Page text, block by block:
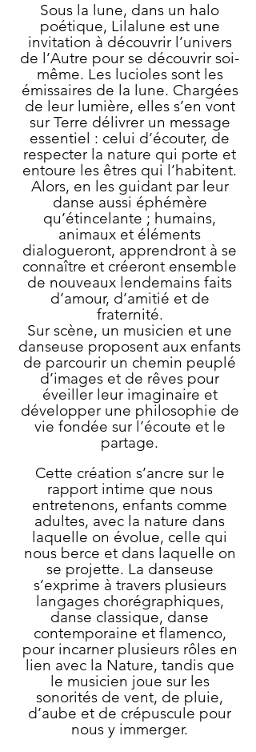
Sous la lune, dans un halo
poétique, Lilalune est une
invitation à découvrir l’univers
de l’Autre pour se découvrir soi-
même. Les lucioles sont les
émissaires de la lune. Chargées
de leur lumière, elles s’en vont
sur Terre délivrer un message
essentiel : celui d’écouter, de
respecter la nature qui porte et
entoure les êtres qui l’habitent.
Alors, en les guidant par leur
danse aussi éphémère
qu’étincelante ; humains,
animaux et éléments
dialogueront, apprendront à se
connaître et créeront ensemble
de nouveaux lendemains faits
d’amour, d’amitié et de
fraternité.
Sur scène, un musicien et une
danseuse proposent aux enfants
de parcourir un chemin peuplé
d’images et de rêves pour
éveiller leur imaginaire et
développer une philosophie de
vie fondée sur l’écoute et le
partage.
Cette création s’ancre sur le
rapport intime que nous
entretenons, enfants comme
adultes, avec la nature dans
laquelle on évolue, celle qui
nous berce et dans laquelle on
se projette. La danseuse
s’exprime à travers plusieurs
langages chorégraphiques,
danse classique, danse
contemporaine et flamenco,
pour incarner plusieurs rôles en
lien avec la Nature, tandis que
le musicien joue sur les
sonorités de vent, de pluie,
d’aube et de crépuscule pour
nous y immerger.